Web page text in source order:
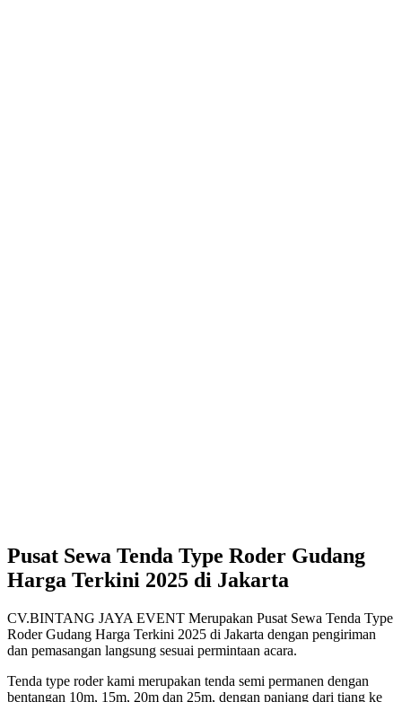
Pusat Sewa Tenda Type Roder Gudang
Harga Terkini 2025 di Jakarta
CV.BINTANG JAYA EVENT Merupakan Pusat Sewa Tenda Type
Roder Gudang Harga Terkini 2025 di Jakarta dengan pengiriman
dan pemasangan langsung sesuai permintaan acara.
Tenda type roder kami merupakan tenda semi permanen dengan
bentangan 10m, 15m, 20m dan 25m, dengan panjang dari tiang ke